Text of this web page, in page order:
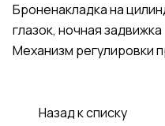
Броненакладка на
глазок, ночная задвижка
Механизм регулировки
Назад к списку